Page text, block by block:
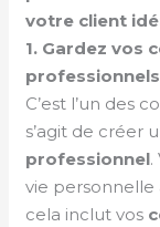
votre client
1. Gardez vos
C’est l’un des
s’agit de créer
professionnel.
vie personnelle
cela inclut vos